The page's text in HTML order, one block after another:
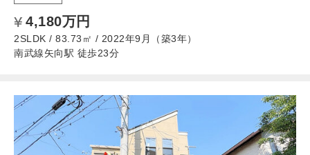
4,180万円
2SLDK / 83.73㎡ / 2022年9月（築3年）
南武線矢向駅 徒歩23分